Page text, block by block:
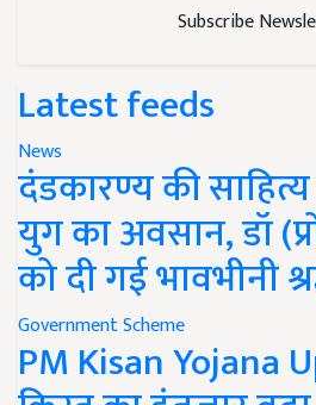
Subscribe
Latest feeds
News
दंडकारण्य की
युग का अवसान, डॉ
को दी गई भावभीनी
Government Scheme
PM Kisan Yojana